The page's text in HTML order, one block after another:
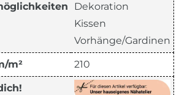
Dekoration
Kissen
Vorhänge/Gardinen
m² 210